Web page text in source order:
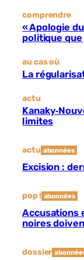
comprendre
« Apologie
politique
au cas où
La
actu
limites
actu abonnées
Excision :
pop ! abonnées
Accusations
noires
dossier